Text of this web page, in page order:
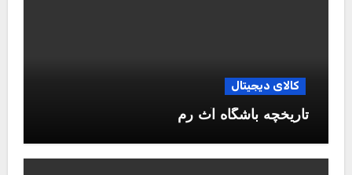
کالای دیجیتال
تاریخچه باشگاه آث رم